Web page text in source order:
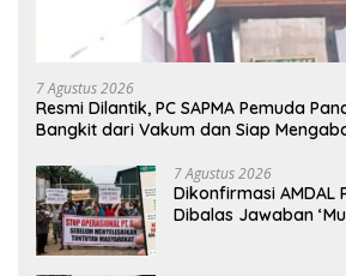
7 Agustus 2026
Resmi Dilantik, PC SAPMA Pemuda
Bangkit dari Vakum dan Siap
7 Agustus 2026
Dikonfirmasi AMDAL
Dibalas Jawaban